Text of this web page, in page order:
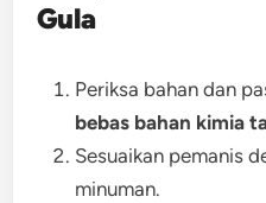
Gula
Periksa bahan dan
bebas bahan kimia
Sesuaikan pemanis
minuman.